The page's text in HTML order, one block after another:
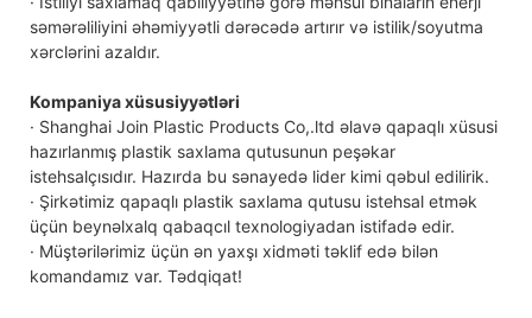
səmərəliliyini əhəmiyyətli dərəcədə artırır və istilik/soyutma
xərclərini azaldır.
Kompaniya xüsusiyyətləri
· Shanghai Join Plastic Products Co,.ltd əlavə qapaqlı xüsusi
hazırlanmış plastik saxlama qutusunun peşəkar
istehsalçısıdır. Hazırda bu sənayedə lider kimi qəbul edilirik.
· Şirkətimiz qapaqlı plastik saxlama qutusu istehsal etmək
üçün beynəlxalq qabaqcıl texnologiyadan istifadə edir.
· Müştərilərimiz üçün ən yaxşı xidməti təklif edə bilən
komandamız var. Tədqiqat!